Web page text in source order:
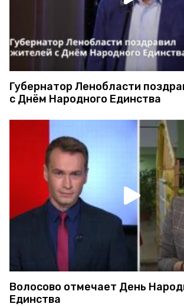
Губернатор Ленобласти
с Днём Народного Единства
Волосово отмечает День
Единства